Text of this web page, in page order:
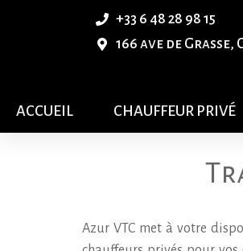
+33 6 48 28 98 15
166 ave de Grasse,
ACCUEIL CHAUFFEUR PRIVÉ
Azur VTC met à votre